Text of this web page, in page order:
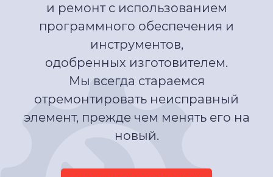
и ремонт с использованием
программного обеспечения и
инструментов,
одобренных изготовителем.
Мы всегда стараемся
отремонтировать неисправный
элемент, прежде чем менять его на
новый.